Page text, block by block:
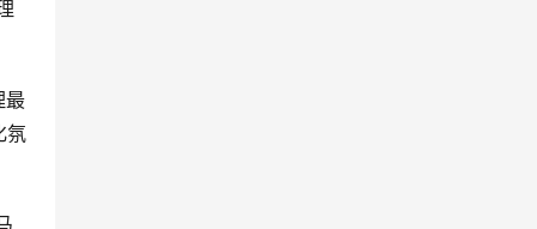
最
氛